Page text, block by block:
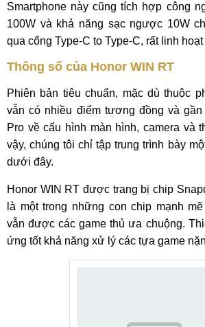
Smartphone này cũng tích hợp công
100W và khả năng sạc ngược 10W
qua cổng Type-C to Type-C, rất linh
Thông số của Honor WIN RT
Phiên bản tiêu chuẩn, mặc dù thuộc
vẫn có nhiều điểm tương đồng và
Pro về cấu hình màn hình, camera và
vậy, chúng tôi chỉ tập trung trình bày
dưới đây.
Honor WIN RT được trang bị chip
là một trong những con chip mạnh
vẫn được các game thủ ưa chuộng.
ứng tốt khả năng xử lý các tựa game